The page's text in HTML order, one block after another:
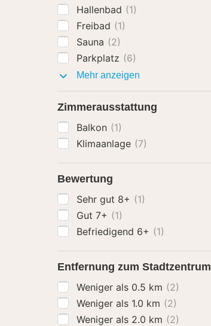
Hallenbad (1)
Freibad (1)
Sauna (2)
Parkplatz (6)
Mehr anzeigen
Zimmerausstattung
Balkon (1)
Klimaanlage (7)
Bewertung
Sehr gut 8+ (1)
Gut 7+ (1)
Befriedigend 6+ (1)
Entfernung zum Stadtzentrum
Weniger als 0.5 km (2)
Weniger als 1.0 km (2)
Weniger als 2.0 km (2)